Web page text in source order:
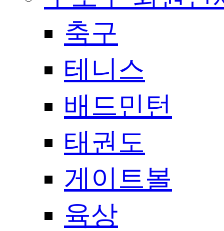
축구
테니스
배드민턴
태권도
게이트볼
육상